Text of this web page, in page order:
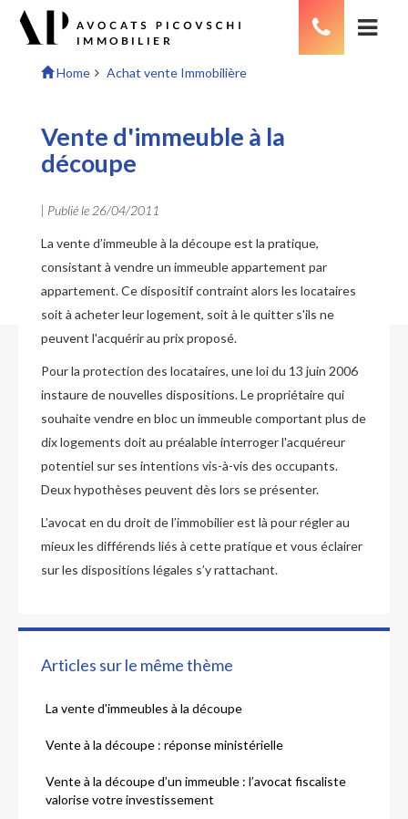
Home Achat vente Immobilière
Articles sur le même thème
La vente d'immeubles à la découpe
Vente à la découpe : réponse ministérielle
Vente à la découpe d’un immeuble : l’avocat fiscaliste
valorise votre investissement
Vente d'immeuble à la
découpe
| Publié le 26/04/2011
La vente d’immeuble à la découpe est la pratique,
consistant à vendre un immeuble appartement par
appartement. Ce dispositif contraint alors les locataires
soit à acheter leur logement, soit à le quitter s'ils ne
peuvent l'acquérir au prix proposé.
Pour la protection des locataires, une loi du 13 juin 2006
instaure de nouvelles dispositions. Le propriétaire qui
souhaite vendre en bloc un immeuble comportant plus de
dix logements doit au préalable interroger l'acquéreur
potentiel sur ses intentions vis-à-vis des occupants.
Deux hypothèses peuvent dès lors se présenter.
L’avocat en du droit de l’immobilier est là pour régler au
mieux les différends liés à cette pratique et vous éclairer
sur les dispositions légales s’y rattachant.